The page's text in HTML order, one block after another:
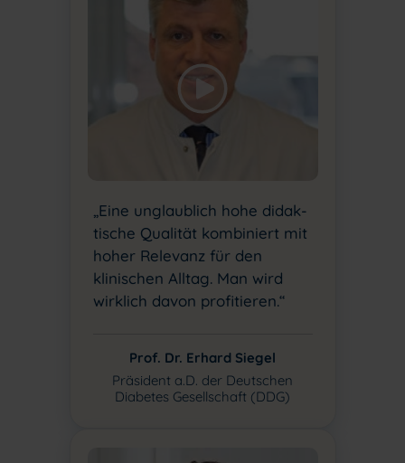
„Eine unglaublich hohe didak-
tische Qualität kombiniert mit
hoher Relevanz für den
klinischen Alltag. Man wird
wirklich davon profitieren.“
Prof. Dr. Erhard Siegel
Präsident a.D. der Deutschen
Diabetes Gesellschaft (DDG)